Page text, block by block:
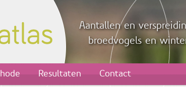
Aantallen en
broedvogels en
Resultaten Contact